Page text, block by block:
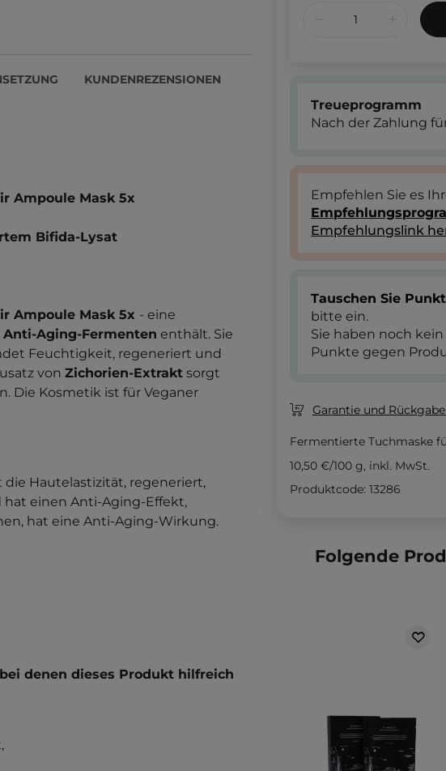
KUNDENREZENSIONEN
Ampoule Mask 5x
Bifida-Lysat
Ampoule Mask 5x - eine
Anti-Aging-Fermenten enthält. Sie
Feuchtigkeit, regeneriert und
von Zichorien-Extrakt sorgt
Die Kosmetik ist für Veganer
die Hautelastizität, regeneriert,
einen Anti-Aging-Effekt,
hat eine Anti-Aging-Wirkung.
denen dieses Produkt hilfreich
Treueprogramm
Nach der Zahlung
Empfehlen Sie es
Empfehlungslink
Tauschen Sie
bitte ein.
Sie haben noch kein
Punkte gegen
Garantie und
Fermentierte Tuchmaske
10,50 €/100 g, inkl. MwSt.
Produktcode: 13286
Folgende